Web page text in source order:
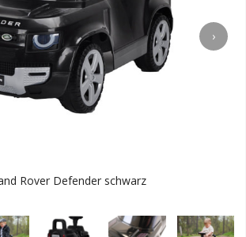
›
Rover Defender schwarz